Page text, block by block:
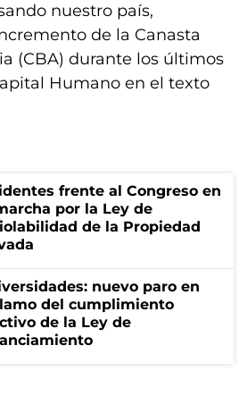
nuestro país,
de la Canasta
(CBA) durante los últimos
Humano en el texto
frente al Congreso en
por la Ley de
de la Propiedad
nuevo paro en
del cumplimiento
de la Ley de